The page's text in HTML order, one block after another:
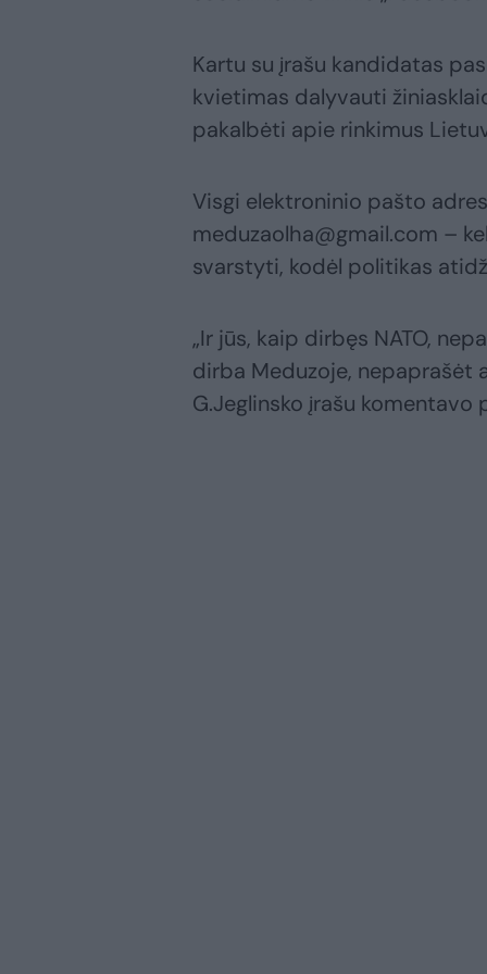
Kartu su įrašu kandidatas
kvietimas dalyvauti
pakalbėti apie rinkimus
Visgi elektroninio pašto
meduzaolha@gmail.com –
svarstyti, kodėl politikas
„Ir jūs, kaip dirbęs NATO,
dirba Meduzoje, nepaprašėt
G.Jeglinsko įrašu komentavo